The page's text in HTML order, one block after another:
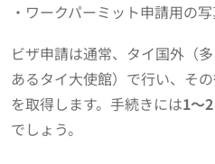
・ワークパーミット申請用の
ビザ申請は通常、タイ国外（
あるタイ大使館）で行い、そ
を取得します。手続きには1〜
でしょう。